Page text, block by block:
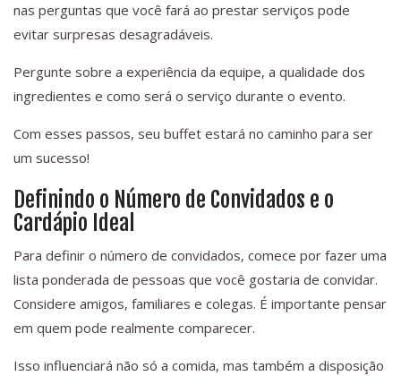
nas perguntas que você fará ao prestar serviços pode
evitar surpresas desagradáveis.
Pergunte sobre a experiência da equipe, a qualidade dos
ingredientes e como será o serviço durante o evento.
Com esses passos, seu buffet estará no caminho para ser
um sucesso!
Definindo o Número de Convidados e o
Cardápio Ideal
Para definir o número de convidados, comece por fazer uma
lista ponderada de pessoas que você gostaria de convidar.
Considere amigos, familiares e colegas. É importante pensar
em quem pode realmente comparecer.
Isso influenciará não só a comida, mas também a disposição